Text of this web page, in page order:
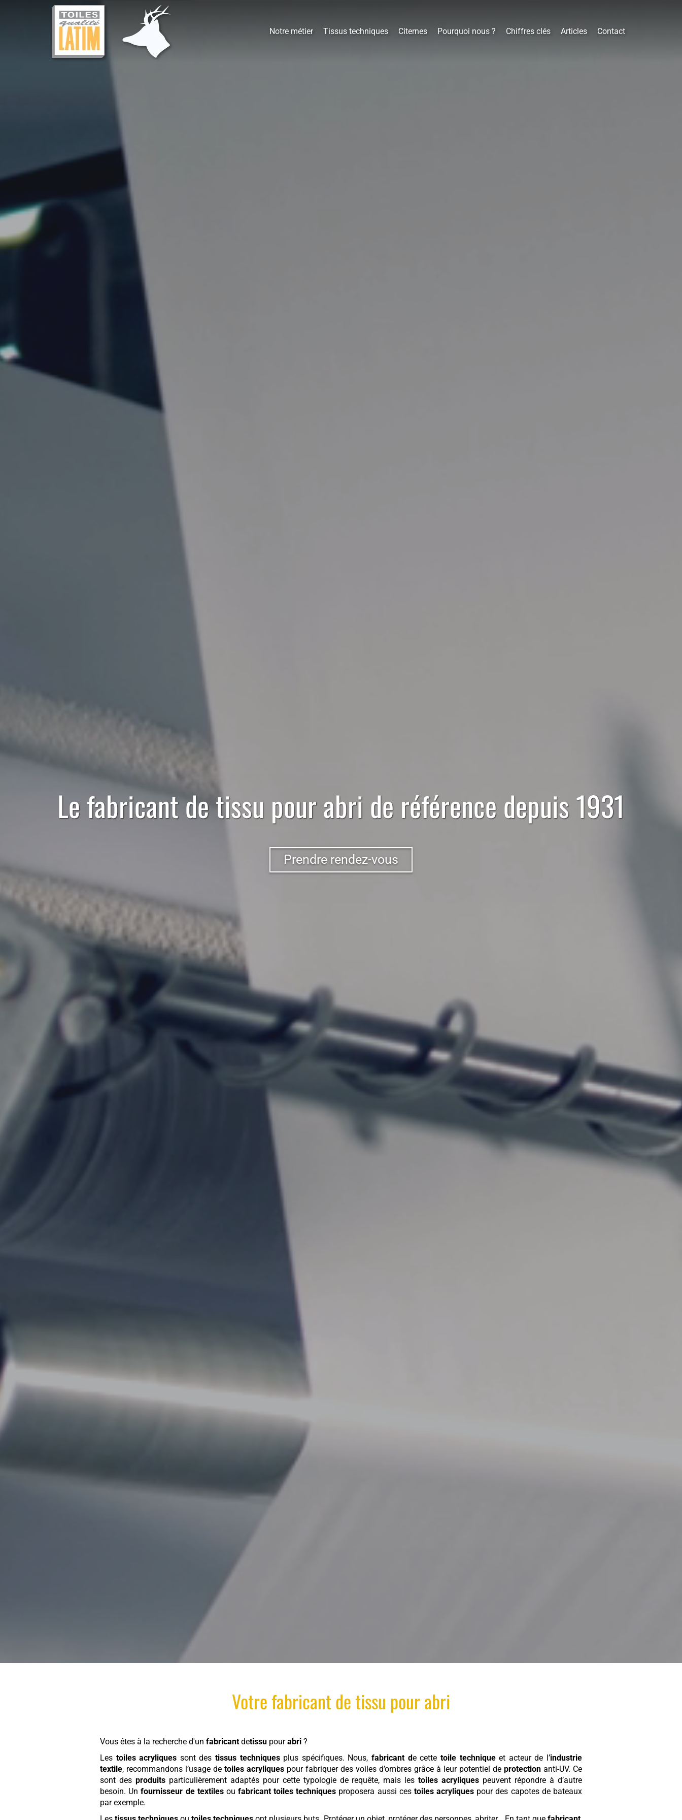
Notre métier Tissus techniques Citernes Pourquoi nous ? Chiffres clés Articles Contact
Lefabricantdetissu pourabri de référence depuis 1931
Prendre rendez-vous
Votrefabricantdetissu pourabri
Vous êtes à la recherche d'unfabricant detissu pourabri ?
Les toiles acryliques sont destissus techniquesplus spécifiques. Nous,fabricant de cette toile techniqueet acteur de l’industrie
textile, recommandons l’usage detoiles acryliques pour fabriquer des voiles d’ombres grâce à leur potentiel de protection anti-UV. Ce
sont des produitsparticulièrement adaptés pour cette typologie de requête, mais lestoiles acryliques peuvent répondre à d’autre
besoin. Unfournisseur de textilesou fabricant toiles techniques proposera aussi ces toiles acryliques pour des capotes de bateaux
par exemple.